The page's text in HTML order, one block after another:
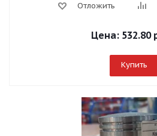
Отложить
Цена: 532.80
Купить